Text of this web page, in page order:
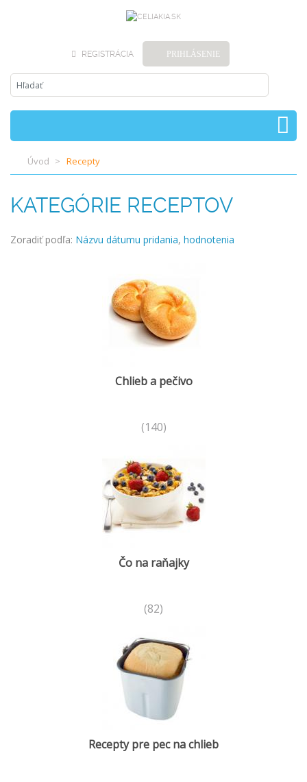
REGISTRÁCIA PRIHLÁSENIE
Úvod Recepty
KATEGÓRIE RECEPTOV
Zoradiť podľa: Názvu dátumu pridania, hodnotenia
Chlieb a pečivo
(140)
Čo na raňajky
(82)
Recepty pre pec na chlieb